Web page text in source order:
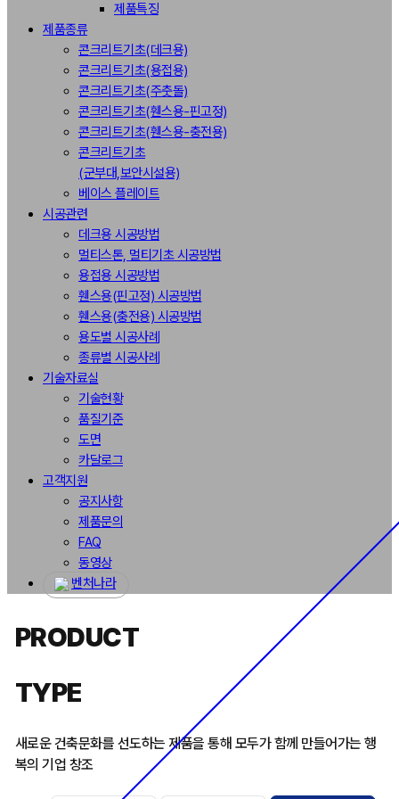
제품특징
제품종류
콘크리트기초(데크용)
콘크리트기초(용접용)
콘크리트기초(주춧돌)
콘크리트기초(휀스용-핀고정)
콘크리트기초(휀스용-충전용)
콘크리트기초
(군부대,보안시설용)
베이스 플레이트
시공관련
데크용 시공방법
멀티스톤, 멀티기초 시공방법
용접용 시공방법
휀스용(핀고정) 시공방법
휀스용(충전용) 시공방법
용도별 시공사례
종류별 시공사례
기술자료실
기술현황
품질기준
도면
카달로그
고객지원
공지사항
제품문의
FAQ
동영상
벤처나라
PRODUCT
TYPE
새로운 건축문화를 선도하는 제품을 통해 모두가 함께 만들어가는 행
복의 기업 창조